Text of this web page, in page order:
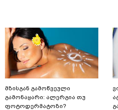
მზისგან გამოწვეული
გამონაყარი: ალერგია თუ
ფოტოდერმატოზი?